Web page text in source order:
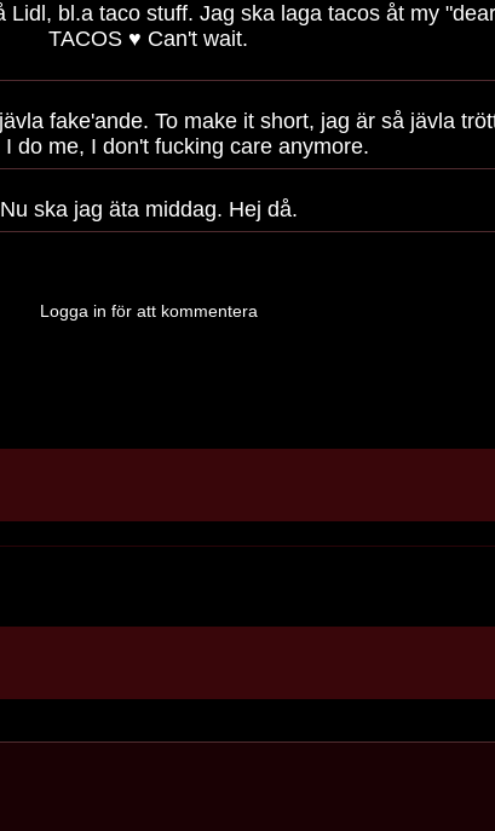
bl.a taco stuff. Jag ska laga tacos åt my
TACOS ♥ Can't wait.
fake'ande. To make it short, jag är så jävla
I do me, I don't fucking care anymore.
Nu ska jag äta middag. Hej då.
Logga in för att kommentera